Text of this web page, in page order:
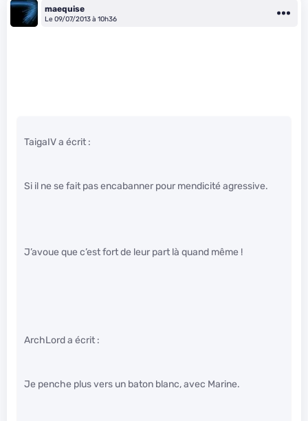
maequise
Le 09/07/2013 à 10h36
TaigaIV a écrit :
Si il ne se fait pas encabanner pour mendicité agressive.
J’avoue que c’est fort de leur part là quand même !
ArchLord a écrit :
Je penche plus vers un baton blanc, avec Marine.